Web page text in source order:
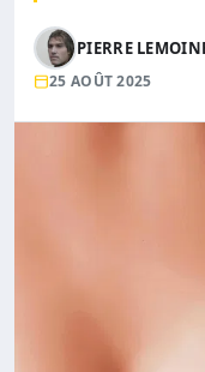
PIERRE
25 AOÛT 2025